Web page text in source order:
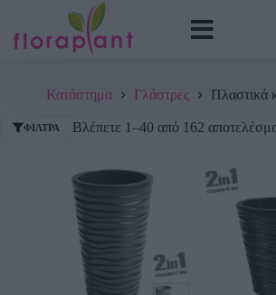
Κατάστημα Γλάστρες Πλαστικά
ΦΊΛΤΡΑ Βλέπετε 1–40 από 162